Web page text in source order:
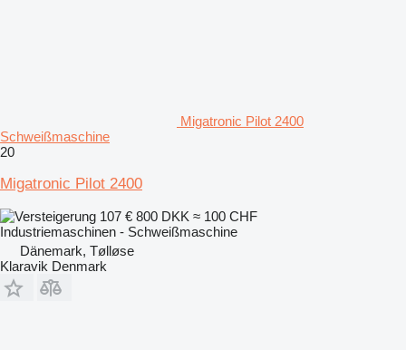
Migatronic Pilot 2400
Schweißmaschine
20
Migatronic Pilot 2400
107 € 800 DKK ≈ 100 CHF
Industriemaschinen - Schweißmaschine
Dänemark, Tølløse
Klaravik Denmark